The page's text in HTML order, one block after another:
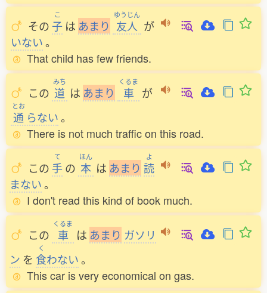
その
こ
子 は あまり
ゆうじん
友人 が
いない。
That child has few friends.
この
みち
道 は あまり
くるま
車 が
とお
通 らない。
There is not much traffic on this road.
この
て
手の
ほん
本 は あまり
よ
読
まない。
I don't read this kind of book much.
この
くるま
車 は あまり ガソリ
ン を
く
食わない。
This car is very economical on gas.